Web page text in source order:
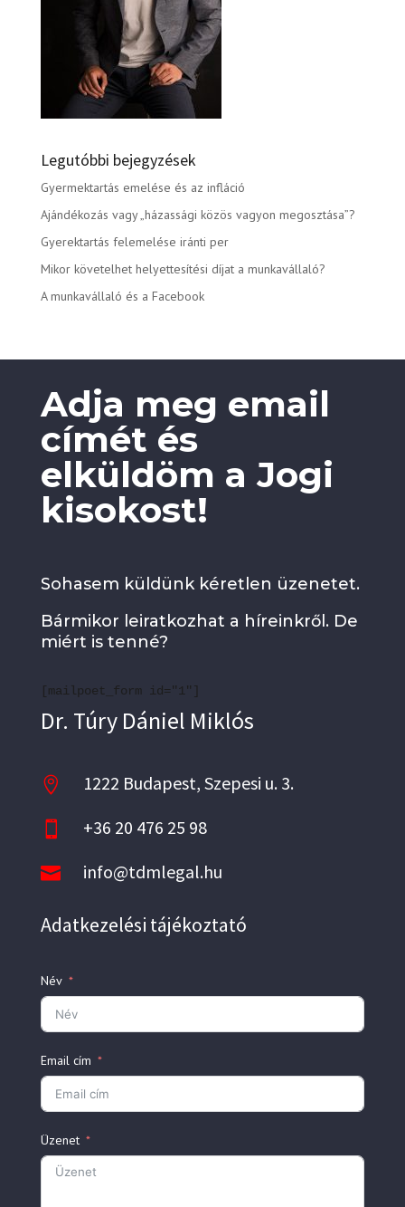
Legutóbbi bejegyzések
Gyermektartás emelése és az infláció
Ajándékozás vagy „házassági közös vagyon megosztása”?
Gyerektartás felemelése iránti per
Mikor követelhet helyettesítési díjat a munkavállaló?
A munkavállaló és a Facebook
Adja meg email
címét és
elküldöm a Jogi
kisokost!
Sohasem küldünk kéretlen üzenetet.
Bármikor leiratkozhat a híreinkről. De
miért is tenné?
[mailpoet_form id="1"]
Dr. Túry Dániel Miklós
 1222 Budapest, Szepesi u. 3.
 +36 20 476 25 98
 info@tdmlegal.hu
Adatkezelési tájékoztató
Név
Email cím
Üzenet